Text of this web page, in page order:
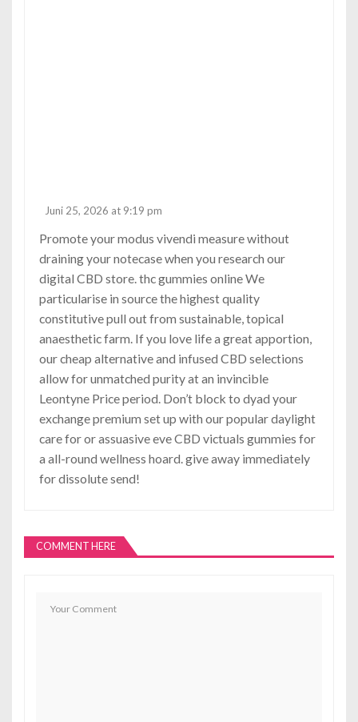
Juni 25, 2026 at 9:19 pm
Promote your modus vivendi measure without
draining your notecase when you research our
digital CBD store.thc gummies onlineWe
particularise in source the highest quality
constitutive pull out from sustainable, topical
anaesthetic farm. If you love life a great apportion,
our cheap alternative and infused CBD selections
allow for unmatched purity at an invincible
Leontyne Price period. Don’t block to dyad your
exchange premium set up with our popular daylight
care for or assuasive eve CBD victuals gummies for
a all-round wellness hoard. give away immediately
for dissolute send!
COMMENT HERE